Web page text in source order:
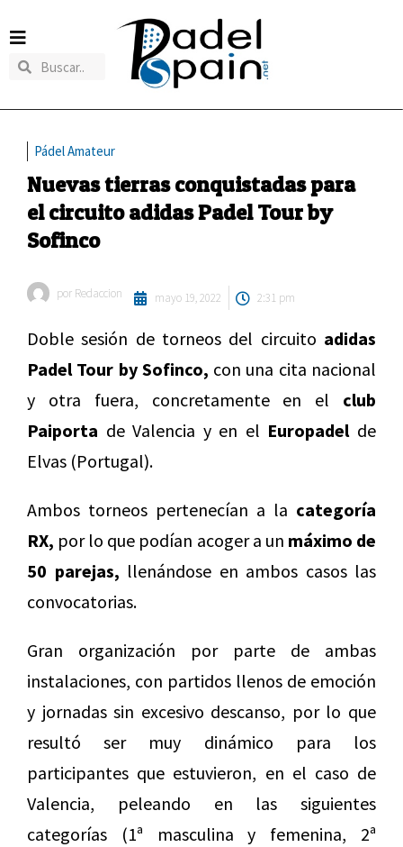
Pádel Amateur
Nuevas tierras conquistadas para
el circuito adidas Padel Tour by
Sofinco
por Redaccion mayo 19, 2022 2:31 pm
Doble sesión de torneos del circuito adidas
Padel Tour by Sofinco, con una cita nacional
y otra fuera, concretamente en el club
Paiporta de Valencia y en el Europadelde
Elvas (Portugal).
Ambos torneos pertenecían a la categoría
RX, por lo que podían acoger a un máximo de
50 parejas, llenándose en ambos casos las
convocatorias.
Gran organización por parte de ambas
instalaciones, con partidos llenos de emoción
y jornadas sin excesivo descanso, por lo que
resultó ser muy dinámico para los
participantes que estuvieron, en el caso de
Valencia, peleando en las siguientes
categorías (1ª masculina y femenina, 2ª